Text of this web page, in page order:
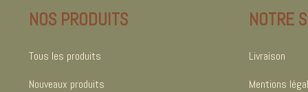
NOS PRODUITS
Tous les produits
Nouveaux produits
NOTRE
Livraison
Mentions